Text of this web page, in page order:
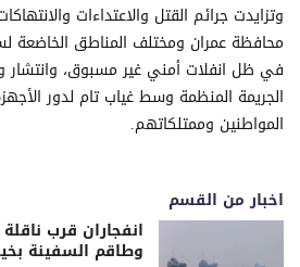
​وتزايدت جرائم القتل والاعتداءات
محافظة عمران ومختلف المناطق الخاضعة
في ظل انفلات أمني غير مسبوق، وانتشار
الجريمة المنظمة وسط غياب تام لدور
المواطنين وممتلكاتهم.
اخبار من القسم
انفجاران قرب
وطاقم السفينة